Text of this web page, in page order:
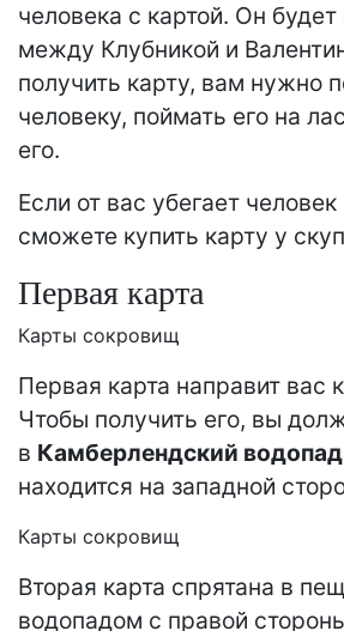
человека с картой. Он
между Клубникой и
получить карту, вам нужно
человеку, поймать его на
его.
Если от вас убегает
сможете купить карту у
Первая карта
Карты сокровищ
Первая карта направит вас
Чтобы получить его, вы
в Камберлендский водопад
находится на западной
Карты сокровищ
Вторая карта спрятана в
водопадом с правой